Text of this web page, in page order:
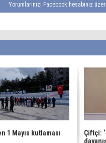
Yorumlarınızı Facebook hesabınız
1 Mayıs kutlaması
Çiftçi: